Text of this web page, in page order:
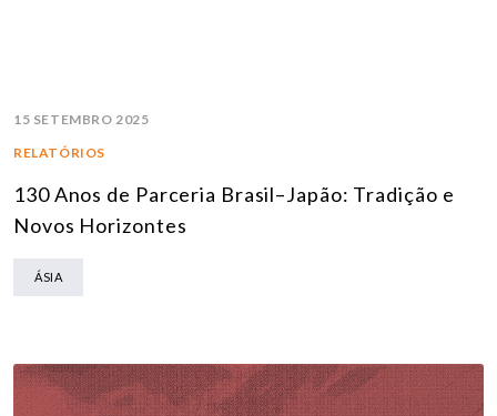
15 SETEMBRO 2025
RELATÓRIOS
130 Anos de Parceria Brasil–Japão: Tradição e
Novos Horizontes
ÁSIA